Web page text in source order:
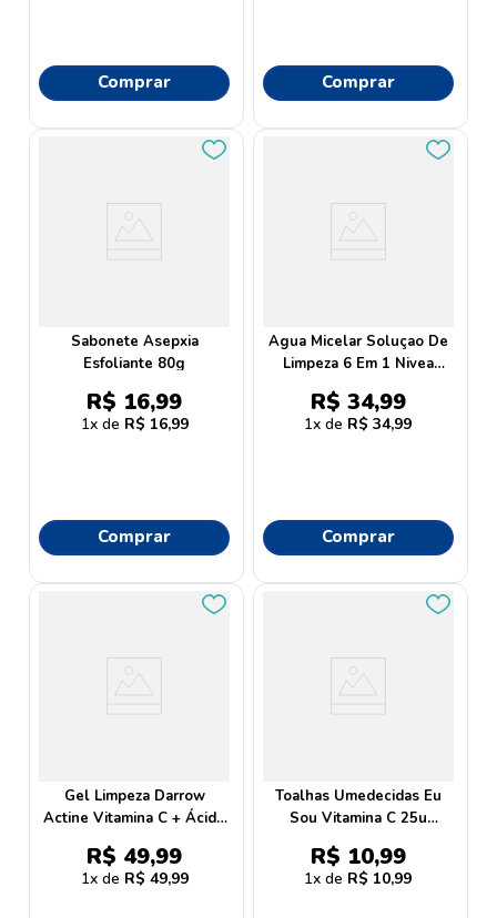
Comprar Comprar
Sabonete Asepxia
Esfoliante 80g
R$ 16,99
1 R$ 16,99
Comprar
Agua Micelar Soluçao De
Limpeza 6 Em 1 Nivea
R$ 34,99
1 R$ 34,99
Comprar
Gel Limpeza Darrow
Actine Vitamina C + Ácido
Salicílico 140g
R$ 49,99
1 R$ 49,99
Toalhas Umedecidas Eu
Sou Vitamina C 25u
Parentex
R$ 10,99
1 R$ 10,99